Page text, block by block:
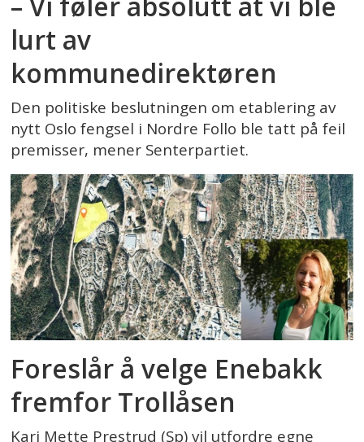
lurt av
kommunedirektøren
Den politiske beslutningen om etablering av
nytt Oslo fengsel i Nordre Follo ble tatt på feil
premisser, mener Senterpartiet.
Foreslår å velge Enebakk
fremfor Trollåsen
Kari Mette Prestrud (Sp) vil utfordre egne